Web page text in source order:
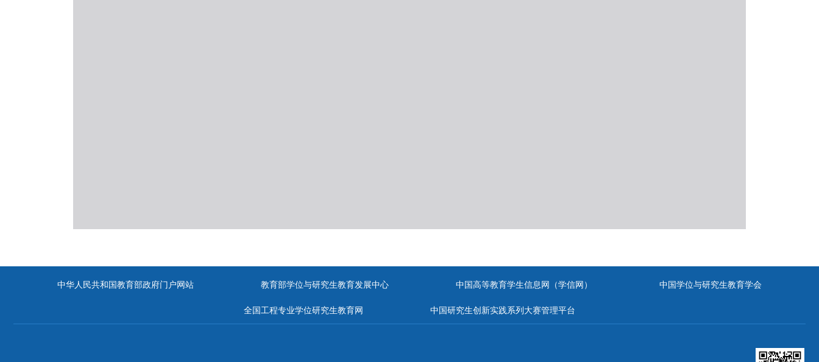
中华人民共和国教育部政府门户网站 教育部学位与研究生教育发展中心 中国高等教育学生信息网（学信网） 中国学位与研究生教育学会
全国工程专业学位研究生教育网 中国研究生创新实践系列大赛管理平台